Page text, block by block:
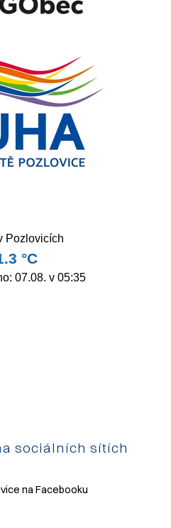
sociálních sítích
na Facebooku